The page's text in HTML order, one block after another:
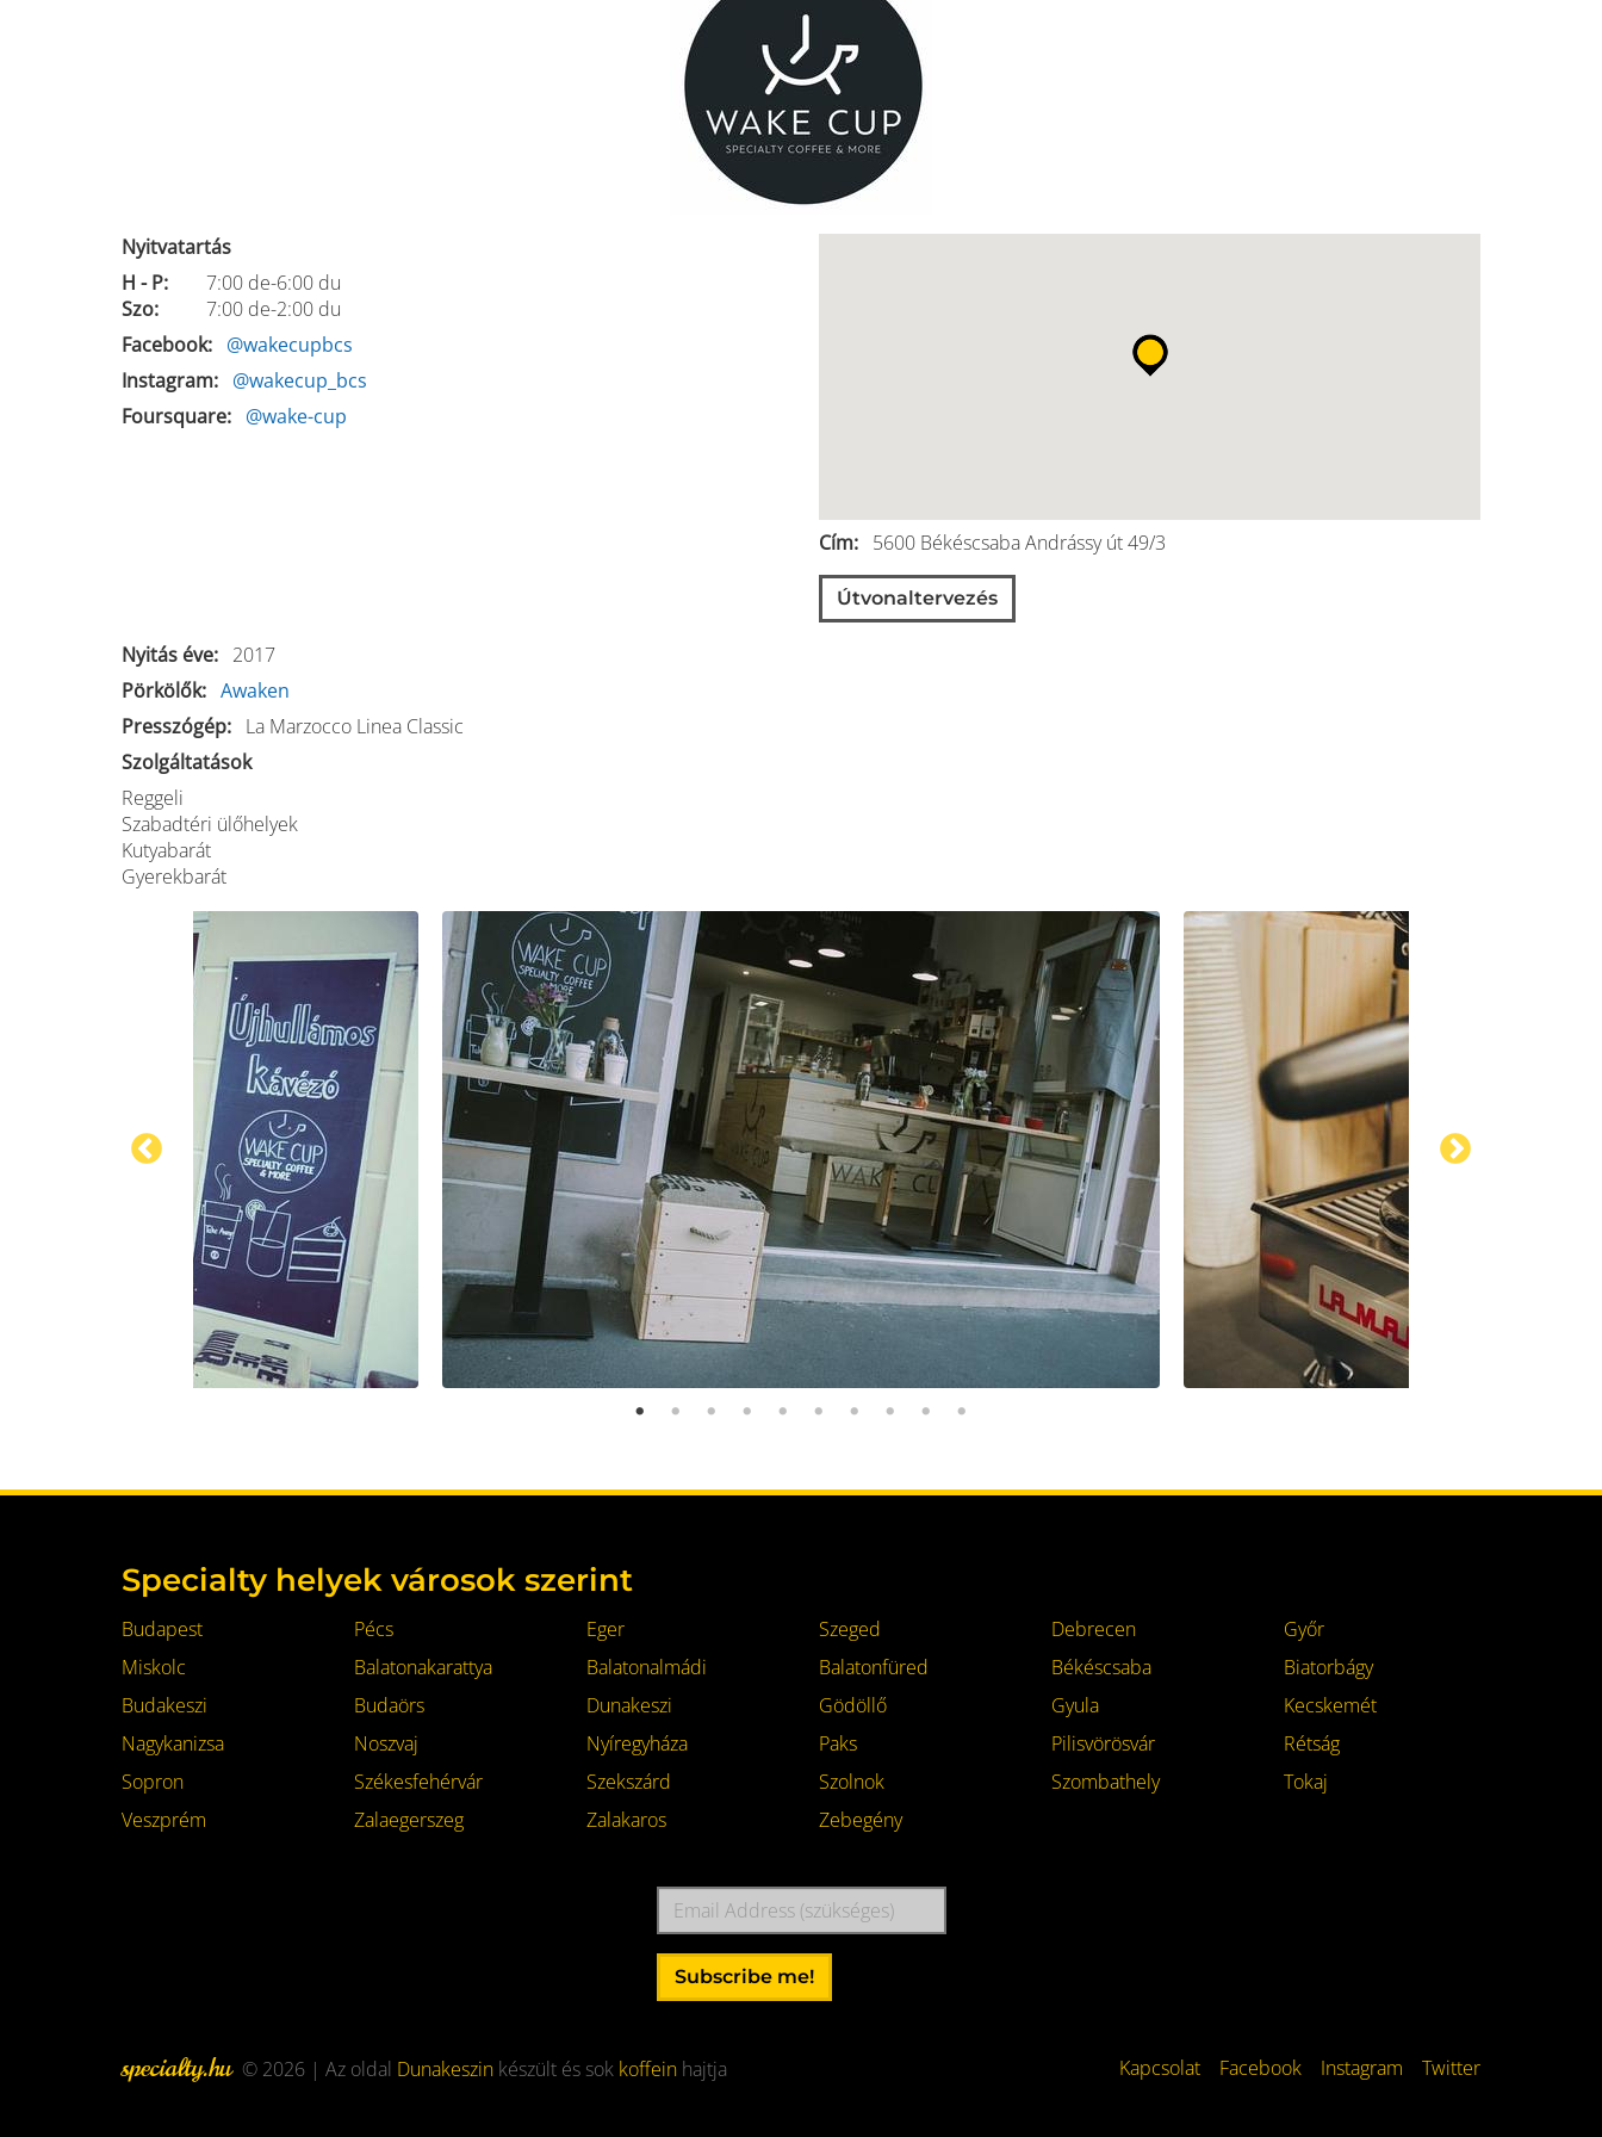
Nyitvatartás
H - P:
7:00 de-6:00 du
Szo:
7:00 de-2:00 du
Facebook
@wakecupbcs
Instagram
@wakecup_bcs
Foursquare
@wake-cup
Cím 5600 BékéscsabaAndrássy út 49/3
Útvonaltervezés
Nyitás éve
2017
Pörkölők
Awaken
Presszógép
La Marzocco Linea Classic
Szolgáltatások
Reggeli
Szabadtéri ülőhelyek
Kutyabarát
Gyerekbarát
Specialty helyek városok szerint
Budapest Pécs Eger Szeged Debrecen
Győr
Miskolc
Balatonakarattya Balatonalmádi Balatonfüred Békéscsaba
Biatorbágy
Budakeszi
Budaörs Dunakeszi Gödöllő Gyula
Kecskemét
Nagykanizsa
Noszvaj Nyíregyháza Paks Pilisvörösvár
Rétság
Sopron
Székesfehérvár Szekszárd Szolnok Szombathely
Tokaj
Veszprém
Zalaegerszeg Zalakaros Zebegény
Email
Address
Subscribe me!
specialty.hu © 2026 | Az oldal Dunakeszin készült és sok koffein hajtja
Footer
Kapcsolat Facebook Instagram Twitter